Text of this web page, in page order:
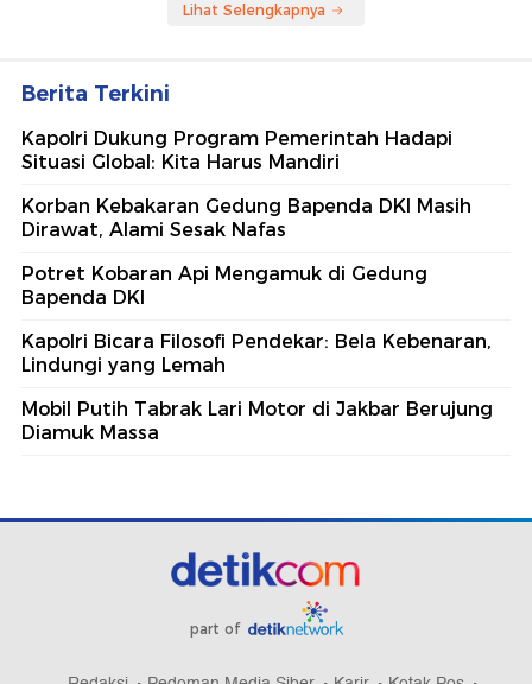
Lihat Selengkapnya
Berita Terkini
Kapolri Dukung Program Pemerintah Hadapi
Situasi Global: Kita Harus Mandiri
Korban Kebakaran Gedung Bapenda DKI Masih
Dirawat, Alami Sesak Nafas
Potret Kobaran Api Mengamuk di Gedung
Bapenda DKI
Kapolri Bicara Filosofi Pendekar: Bela Kebenaran,
Lindungi yang Lemah
Mobil Putih Tabrak Lari Motor di Jakbar Berujung
Diamuk Massa
part of